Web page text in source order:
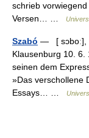
schrieb
Versen… …
Szabó — [ sɔboː],
Klausenburg 10.
seinen dem
»Das verschollene
Essays… …